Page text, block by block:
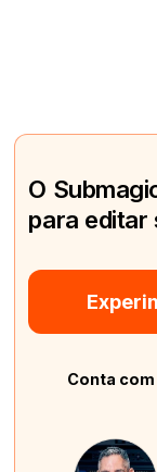
O
para editar
Conta